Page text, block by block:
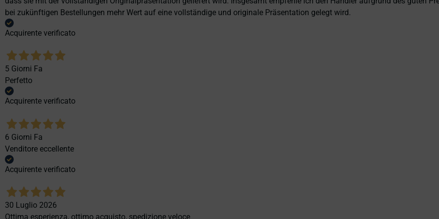
bei zukünftigen Bestellungen mehr Wert auf eine vollständige und originale Präsentation gelegt wird.
Acquirente verificato
5 Giorni Fa
Perfetto
Acquirente verificato
6 Giorni Fa
Venditore eccellente
Acquirente verificato
30 Luglio 2026
Ottima esperienza, ottimo acquisto, spedizione veloce